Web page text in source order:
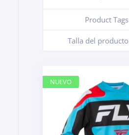
Product Tags
-
Talla del producto-
NUEVO